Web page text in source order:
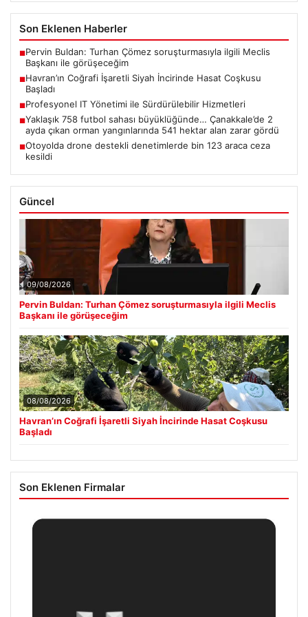
Son Eklenen Haberler
■Pervin Buldan: Turhan Çömez soruşturmasıyla ilgili Meclis
Başkanı ile görüşeceğim
■Havran’ın Coğrafi İşaretli Siyah İncirinde Hasat Coşkusu
Başladı
■Profesyonel IT Yönetimi ile Sürdürülebilir Hizmetleri
■Yaklaşık 758 futbol sahası büyüklüğünde… Çanakkale’de 2
ayda çıkan orman yangınlarında 541 hektar alan zarar gördü
■Otoyolda drone destekli denetimlerde bin 123 araca ceza
kesildi
Güncel
09/08/2026
Pervin Buldan: Turhan Çömez soruşturmasıyla ilgili Meclis
Başkanı ile görüşeceğim
08/08/2026
Havran’ın Coğrafi İşaretli Siyah İncirinde Hasat Coşkusu
Başladı
Son Eklenen Firmalar